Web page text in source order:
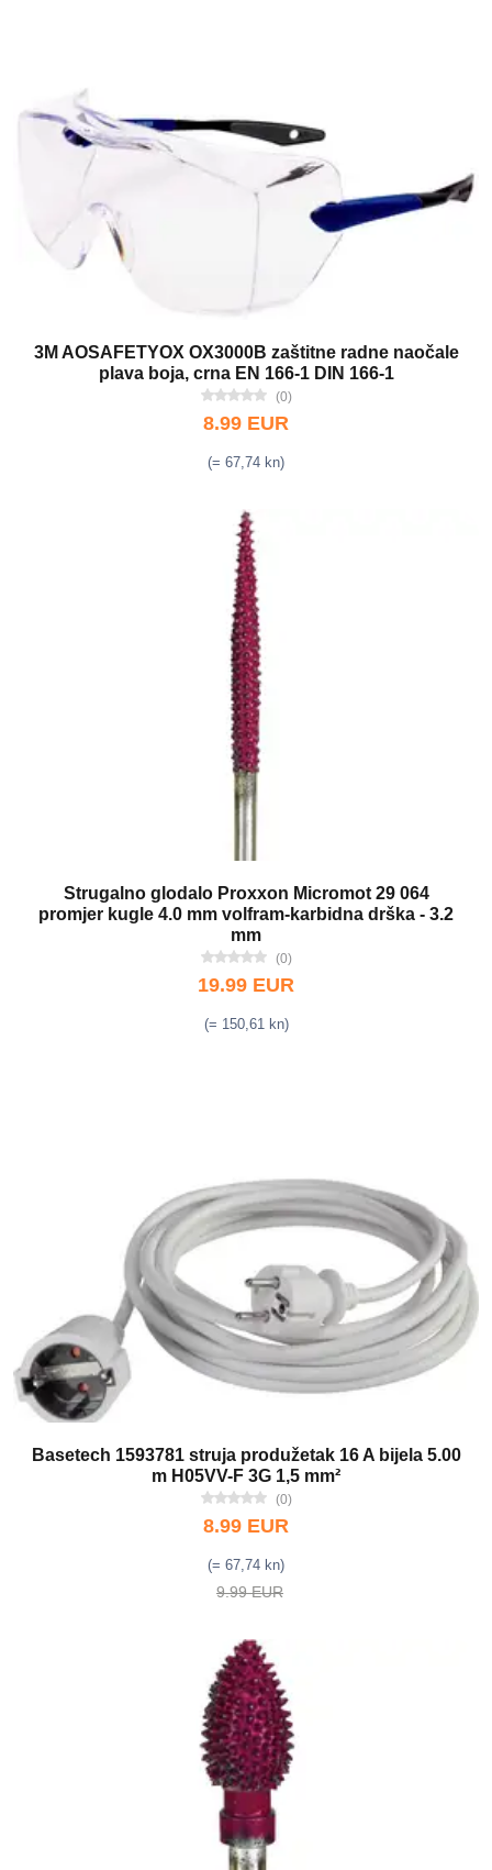
3M AOSAFETYOX OX3000B zaštitne radne naočale
plava boja, crna EN 166-1 DIN 166-1
(0)
8.99 EUR
(= 67,74 kn)
Strugalno glodalo Proxxon Micromot 29 064
promjer kugle 4.0 mm volfram-karbidna drška - 3.2
mm
(0)
19.99 EUR
(= 150,61 kn)
Basetech 1593781 struja produžetak 16 A bijela 5.00
m H05VV-F 3G 1,5 mm²
(0)
8.99 EUR
(= 67,74 kn)
9.99 EUR